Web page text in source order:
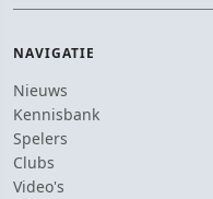
NAVIGATIE
Nieuws
Kennisbank
Spelers
Clubs
Video's